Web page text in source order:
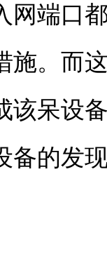
网端口
施。而
该呆设
备的发